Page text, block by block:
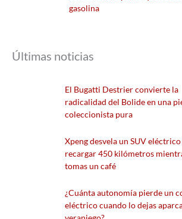
gasolina
Últimas noticias
El Bugatti Destrier convierte la
radicalidad del Bolide en una
coleccionista pura
Xpeng desvela un SUV eléctrico
recargar 450 kilómetros
tomas un café
¿Cuánta autonomía pierde un
eléctrico cuando lo dejas